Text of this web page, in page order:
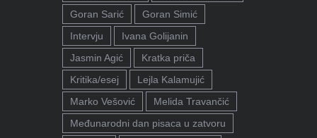
Goran Sarić
Goran Simić
Intervju
Ivana Golijanin
Jasmin Agić
Kratka priča
Kritika/esej
Lejla Kalamujić
Marko Vešović
Melida Travančić
Međunarodni dan pisaca u zatvoru